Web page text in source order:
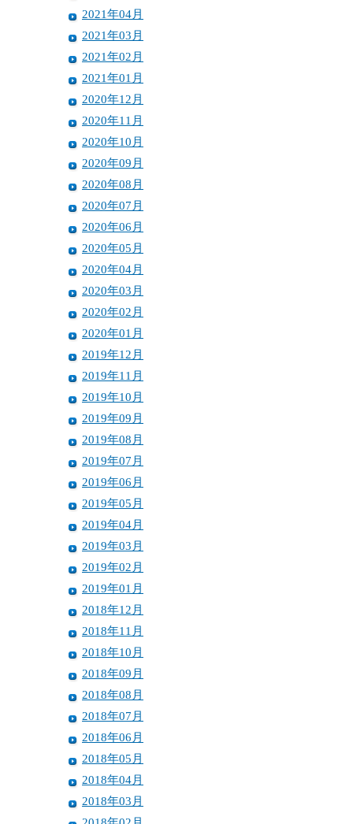
2021年04月
2021年03月
2021年02月
2021年01月
2020年12月
2020年11月
2020年10月
2020年09月
2020年08月
2020年07月
2020年06月
2020年05月
2020年04月
2020年03月
2020年02月
2020年01月
2019年12月
2019年11月
2019年10月
2019年09月
2019年08月
2019年07月
2019年06月
2019年05月
2019年04月
2019年03月
2019年02月
2019年01月
2018年12月
2018年11月
2018年10月
2018年09月
2018年08月
2018年07月
2018年06月
2018年05月
2018年04月
2018年03月